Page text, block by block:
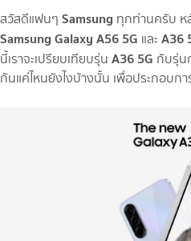
สวัสดีแฟนๆ Samsung ทุกท่านครับ ห
Samsung Galaxy A56 5G และ A36
นี้เราจะเปรียบเทียบรุ่น A36 5G กับรุ่น
กันแค่ไหนยังไงบ้างนั้น เพื่อประกอบก